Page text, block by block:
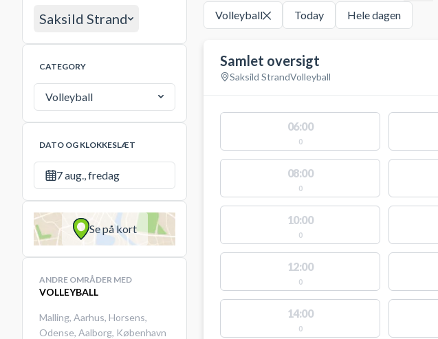
Saksild Strand
CATEGORY
Volleyball
DATO OG KLOKKESLÆT
7 aug., fredag
Se på kort
ANDRE OMRÅDER MED
VOLLEYBALL
Malling, Aarhus, Horsens,
Odense, Aalborg, København
Volleyball Today Hele dagen
Samlet oversigt
Saksild StrandVolleyball
06:00
0
08:00
0
10:00
0
12:00
0
14:00
0